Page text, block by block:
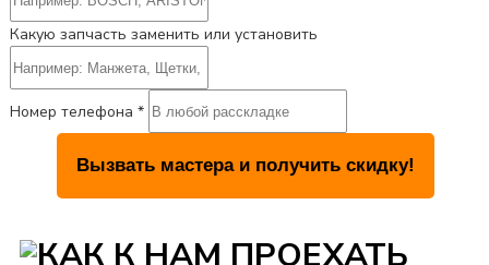
Какую запчасть заменить или установить
Номер телефона *